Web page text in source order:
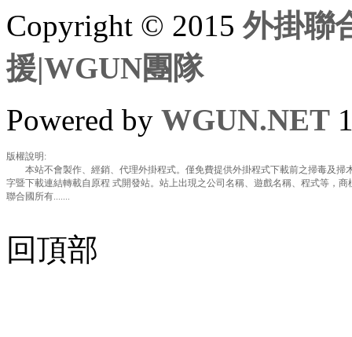
Copyright © 2015外掛聯
援|WGUN團隊
Powered by WGUN.NET
版權說明:
本站不會製作、經銷、代理外掛程式。僅免費提供外掛程式下載前之掃毒及掃
字暨下載連結轉載自原程 式開發站。站上出現之公司名稱、遊戲名稱、程式等，
聯合國所有.......
回頂部